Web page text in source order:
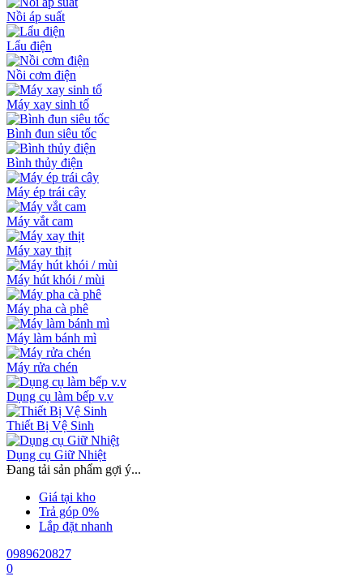
Nồi áp suất
Lẩu điện
Nồi cơm điện
Máy xay sinh tố
Bình đun siêu tốc
Bình thủy điện
Máy ép trái cây
Máy vắt cam
Máy xay thịt
Máy hút khói / mùi
Máy pha cà phê
Máy làm bánh mì
Máy rửa chén
Dụng cụ làm bếp v.v
Thiết Bị Vệ Sinh
Dụng cụ Giữ Nhiệt
Đang tải sản phẩm gợi ý...
Giá tại kho
Trả góp 0%
Lắp đặt nhanh
0989620827
0